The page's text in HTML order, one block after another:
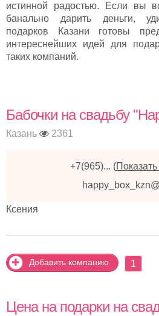
истинной радостью. Если вы
банально дарить деньги,
подарков Казани готовы
интереснейших идей для
таких компаний.
Бабочки на свадьбу
Казань 2361
+7(965)... (
Ксения
Добавить компанию 1
Цена на подарки на